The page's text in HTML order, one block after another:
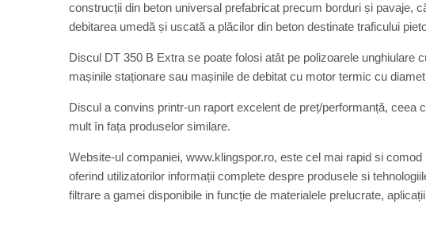
construcții din beton universal prefabricat precum borduri și pavaje,
debitarea umedă și uscată a plăcilor din beton destinate traficului
Discul DT 350 B Extra se poate folosi atât pe polizoarele unghiulare
mașinile staționare sau mașinile de debitat cu motor termic cu
Discul a convins printr-un raport excelent de preț/performanță, ceea
mult în fața produselor similare.
Website-ul companiei, www.klingspor.ro, este cel mai rapid si
oferind utilizatorilor informații complete despre produsele si
filtrare a gamei disponibile in funcție de materialele prelucrate,